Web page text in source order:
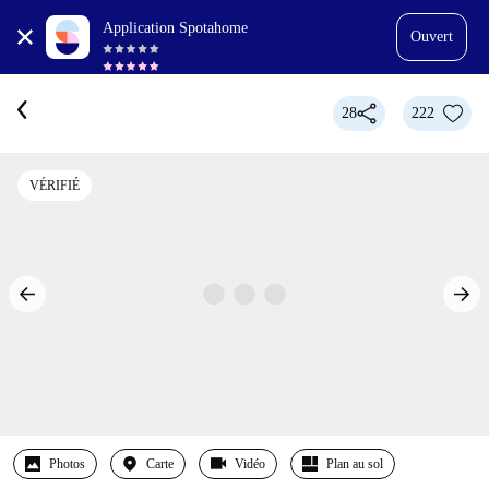
Application Spotahome
Ouvert
28 222
VÉRIFIÉ
Photos Carte Vidéo Plan au sol